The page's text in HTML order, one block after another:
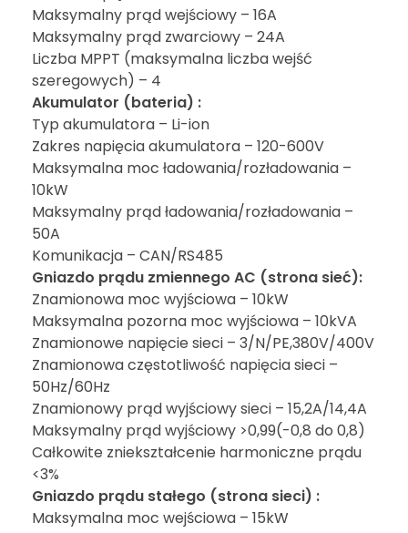
Maksymalny prąd wejściowy – 16A
Maksymalny prąd zwarciowy – 24A
Liczba MPPT (maksymalna liczba wejść
szeregowych) – 4
Akumulator (bateria) :
Typ akumulatora – Li-ion
Zakres napięcia akumulatora – 120-600V
Maksymalna moc ładowania/rozładowania –
10kW
Maksymalny prąd ładowania/rozładowania –
50A
Komunikacja – CAN/RS485
Gniazdo prądu zmiennego AC (strona sieć):
Znamionowa moc wyjściowa – 10kW
Maksymalna pozorna moc wyjściowa – 10kVA
Znamionowe napięcie sieci – 3/N/PE,380V/400V
Znamionowa częstotliwość napięcia sieci –
50Hz/60Hz
Znamionowy prąd wyjściowy sieci – 15,2A/14,4A
Maksymalny prąd wyjściowy >0,99(-0,8 do 0,8)
Całkowite zniekształcenie harmoniczne prądu
<3%
Gniazdo prądu stałego (strona sieci) :
Maksymalna moc wejściowa – 15kW